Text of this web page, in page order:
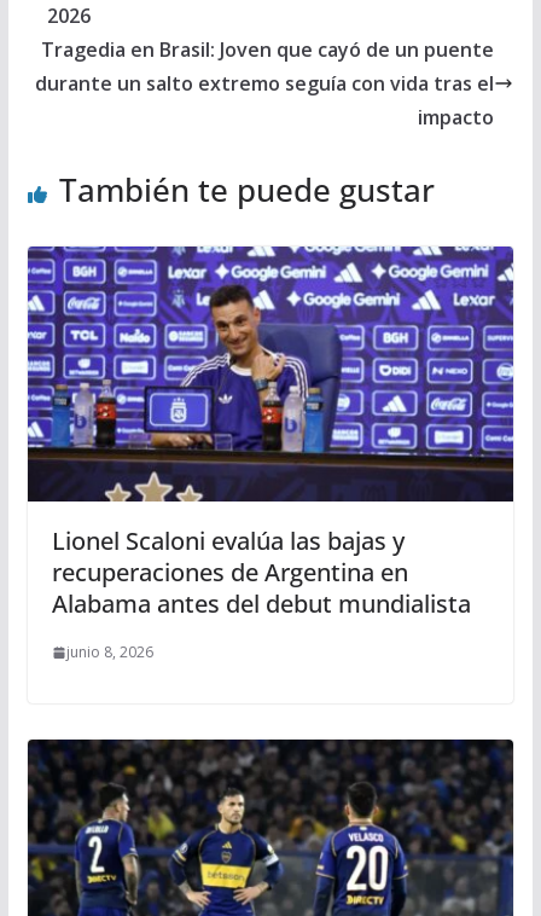
2026
Tragedia en Brasil: Joven que cayó de un puente
durante un salto extremo seguía con vida tras el
impacto
También te puede gustar
Lionel Scaloni evalúa las bajas y
recuperaciones de Argentina en
Alabama antes del debut mundialista
junio 8, 2026